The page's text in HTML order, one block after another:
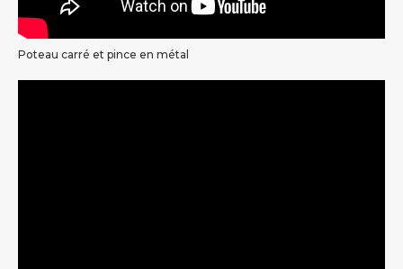
Poteau carré et pince en métal